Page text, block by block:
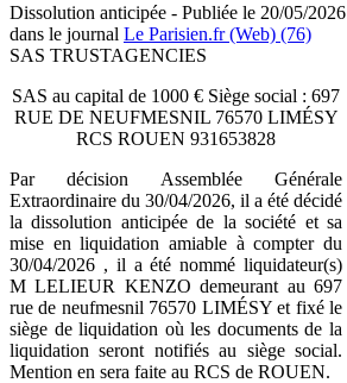
Dissolution anticipée - Publiée le 20/05/2026
dans le journal Le Parisien.fr (Web) (76)
SAS TRUSTAGENCIES
SAS au capital de 1000 € Siège social : 697
RUE DE NEUFMESNIL 76570 LIMÉSY
RCS ROUEN 931653828
Par décision Assemblée Générale
Extraordinaire du 30/04/2026, il a été décidé
la dissolution anticipée de la société et sa
mise en liquidation amiable à compter du
30/04/2026 , il a été nommé liquidateur(s)
M LELIEUR KENZO demeurant au 697
rue de neufmesnil 76570 LIMÉSY et fixé le
siège de liquidation où les documents de la
liquidation seront notifiés au siège social.
Mention en sera faite au RCS de ROUEN.